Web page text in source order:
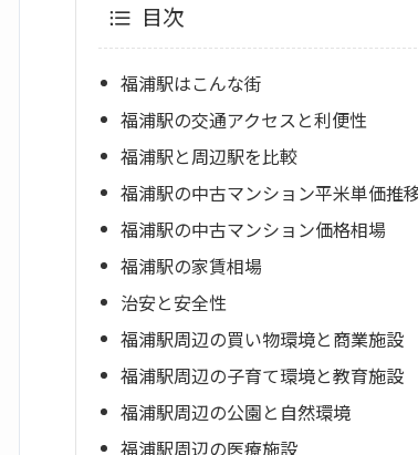
目次
福浦駅はこんな街
福浦駅の交通アクセスと利便性
福浦駅と周辺駅を比較
福浦駅の中古マンション平米単価推
福浦駅の中古マンション価格相場
福浦駅の家賃相場
治安と安全性
福浦駅周辺の買い物環境と商業施設
福浦駅周辺の子育て環境と教育施設
福浦駅周辺の公園と自然環境
福浦駅周辺の医療施設